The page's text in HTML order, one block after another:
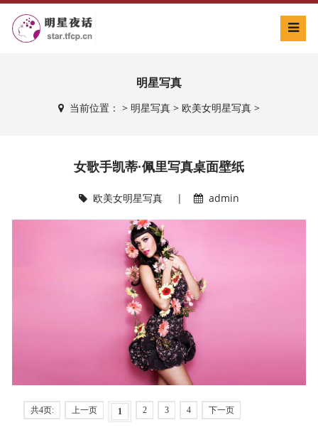
明星写真
当前位置： > 明星写真> 欧美女明星写真>
女歌手凯蒂·佩里写真桌面壁纸
欧美女明星写真| admin
共4页: 上一页 1 2 3 4 下一页